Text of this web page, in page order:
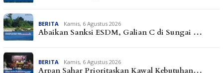
BERITA Kamis, 6 Agustus 2026
Abaikan Sanksi ESDM, Galian C di Sungai …
BERITA Kamis, 6 Agustus 2026
Arpan Sahar Prioritaskan Kawal Kebutuhan…